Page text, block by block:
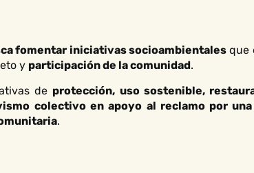
fomentar iniciativas socioambientales que
y participación de la comunidad.
de protección, uso sostenible,
colectivo en apoyo al reclamo por una
.